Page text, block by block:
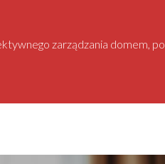
zarządzania domem, po